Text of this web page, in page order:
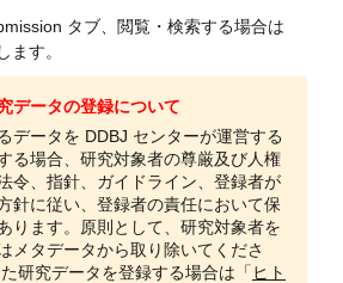
タブ、閲覧・検索する場合は
ます。
データの登録について
データを DDBJ センターが運営する
る場合、研究対象者の尊厳及び人権
令、指針、ガイドライン、登録者が
針に従い、登録者の責任において保
ります。原則として、研究対象者を
メタデータから取り除いてくださ
研究データを登録する場合は「 ヒト